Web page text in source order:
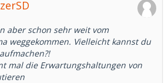
aber schon sehr weit vom
weggekommen. Vielleicht kannst du
mal die Erwartungshaltungen von